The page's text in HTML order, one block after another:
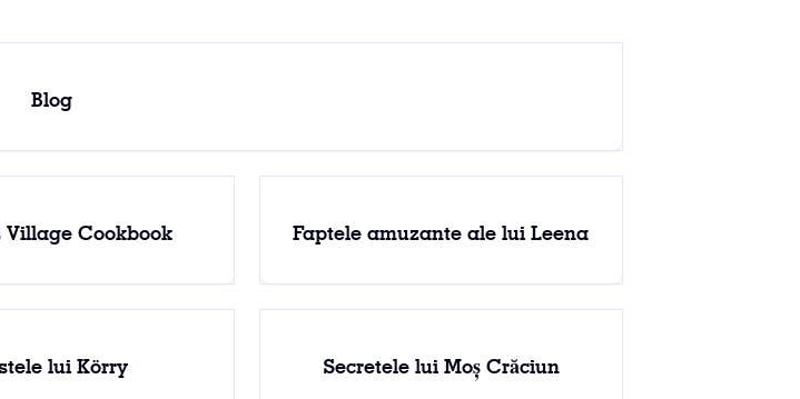
Blog
Village Cookbook Faptele amuzante ale lui Leena
lui Körry Secretele lui Moș Crăciun